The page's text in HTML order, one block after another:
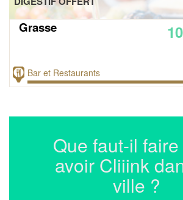
Grasse 10
Bar et Restaurants
Que faut-il
avoir Cliiink
ville ?